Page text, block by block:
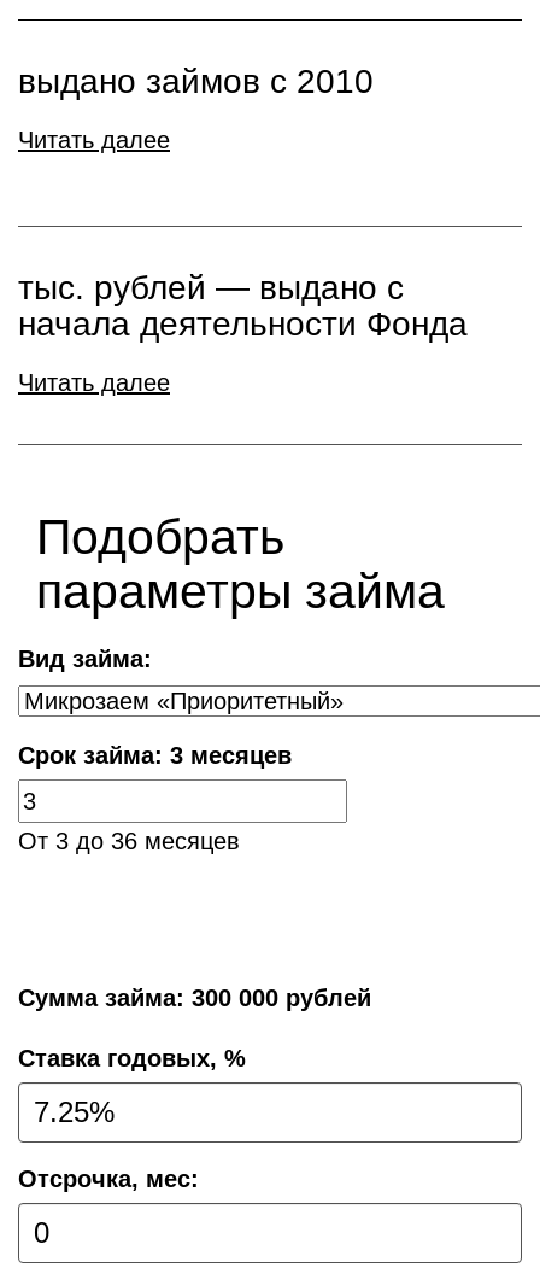
выдано займов с 2010
Читать далее
тыс. рублей ― выдано с
начала деятельности Фонда
Читать далее
Подобрать
параметры займа
Вид займа:
Срок займа: 3 месяцев
От 3 до 36 месяцев
Сумма займа: 300 000 рублей
Cтавка годовых, %
Отсрочка, мес: